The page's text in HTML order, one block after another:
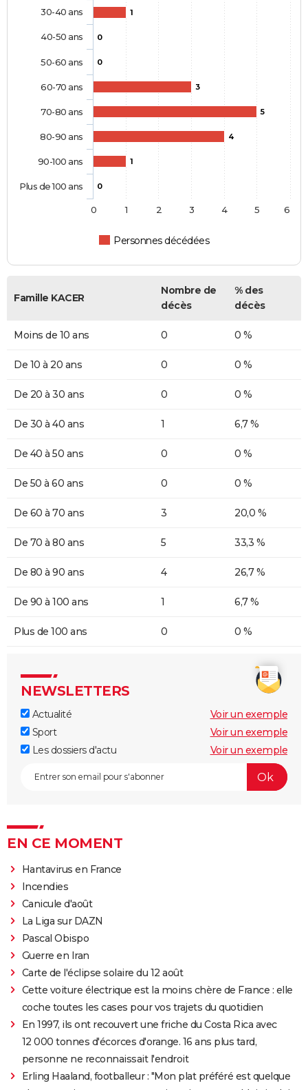
1
0
0
3
5
4
1
0
Personnes décédées
30-40 ans
40-50 ans
50-60 ans
60-70 ans
70-80 ans
80-90 ans
90-100 ans
Plus de 100 ans
0 1 2 3 4 5 6
Famille KACER
Nombre de
décès
% des
décès
Moins de 10 ans 0 0 %
De 10 à 20 ans 0 0 %
De 20 à 30 ans 0 0 %
De 30 à 40 ans 1 6,7 %
De 40 à 50 ans 0 0 %
De 50 à 60 ans 0 0 %
De 60 à 70 ans 3 20,0 %
De 70 à 80 ans 5 33,3 %
De 80 à 90 ans 4 26,7 %
De 90 à 100 ans 1 6,7 %
Plus de 100 ans 0 0 %
NEWSLETTERS
Actualité
Voir un exemple
Sport
Voir un exemple
Les dossiers d'actu
Voir un exemple
EN CE MOMENT
Hantavirus en France
Incendies
Canicule d'août
La Liga sur DAZN
Pascal Obispo
Guerre en Iran
Carte de l'éclipse solaire du 12 août
Cette voiture électrique est la moins chère de France : elle
coche toutes les cases pour vos trajets du quotidien
En 1997, ils ont recouvert une friche du Costa Rica avec
12 000 tonnes d'écorces d'orange. 16 ans plus tard,
personne ne reconnaissait l'endroit
Erling Haaland, footballeur : "Mon plat préféré est quelque